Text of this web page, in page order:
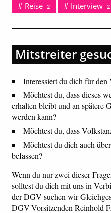
Reise 2 Interview 2
Mitstreiter
Interessiert du dich für den
Möchtest du, dass dieses
erhalten bleibt und an spätere
werden kann?
Möchtest du, dass
Möchtest du dich auch
befassen?
Wenn du nur zwei dieser
solltest du dich mit uns in
der DGV suchen wir
DGV-Vorsitzenden Reinhold